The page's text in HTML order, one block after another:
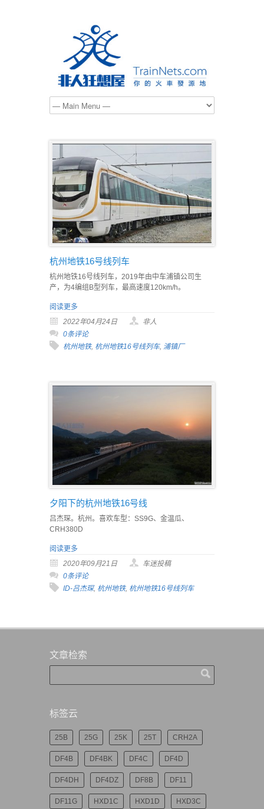
杭州地铁16号线列车
杭州地铁16号线列车，2019年由中车浦镇公司生
产，为4编组B型列车，最高速度120km/h。
阅读更多
2022年04月24日
非人
0条评论
杭州地铁, 杭州地铁16号线列车, 浦镇厂
夕阳下的杭州地铁16号线
吕杰琛。杭州。喜欢车型：SS9G、金温瓜、
CRH380D
阅读更多
2020年09月21日
车迷投稿
0条评论
ID-吕杰琛, 杭州地铁, 杭州地铁16号线列车
文章检索
标签云
25B 25G 25K 25T CRH2A
DF4B DF4BK DF4C DF4D
DF4DH DF4DZ DF8B DF11
DF11G HXD1C HXD1D HXD3C